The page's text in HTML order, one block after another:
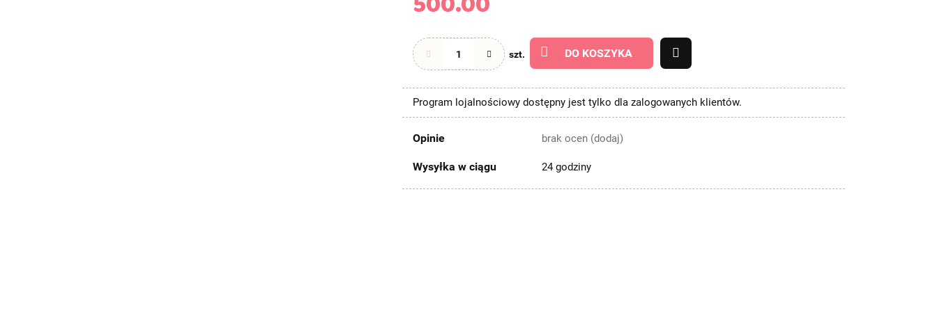
szt. DO KOSZYKA
Program lojalnościowy dostępny jest tylko dla zalogowanych klientów.
Opinie brak ocen (dodaj)
Wysyłka w ciągu 24 godziny